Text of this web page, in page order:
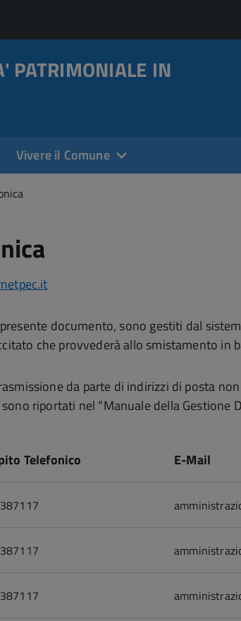
PATRIMONIALE IN
Vivere il Comune
documento, sono gestiti dal
che provvederà allo smistamento in
da parte di indirizzi di posta
riportati nel “Manuale della
Telefonico E-Mail